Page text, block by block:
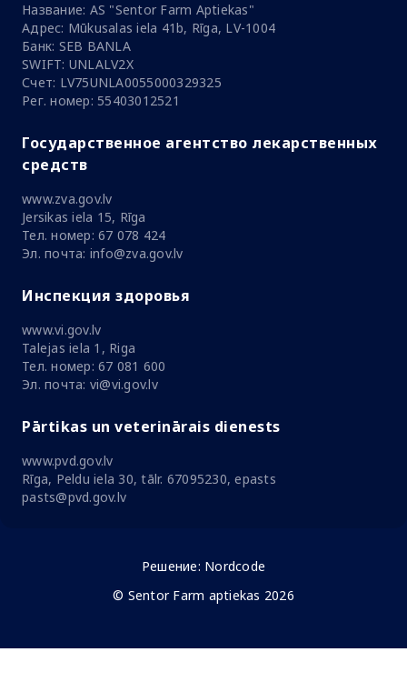
Название: AS "Sentor Farm Aptiekas"
Адрес: Mūkusalas iela 41b, Rīga, LV-1004
Банк: SEB BANLA
SWIFT: UNLALV2X
Счет: LV75UNLA0055000329325
Рег. номер: 55403012521
Государственное агентство лекарственных
средств
www.zva.gov.lv
Jersikas iela 15, Rīga
Тел. номер: 67 078 424
Эл. почта: info@zva.gov.lv
Инспекция здоровья
www.vi.gov.lv
Talejas iela 1, Riga
Тел. номер: 67 081 600
Эл. почта: vi@vi.gov.lv
Pārtikas un veterinārais dienests
www.pvd.gov.lv
Rīga, Peldu iela 30, tālr. 67095230, epasts
pasts@pvd.gov.lv
Решение: Nordcode
© Sentor Farm aptiekas 2026